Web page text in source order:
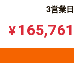
3営業日
¥ 165,761